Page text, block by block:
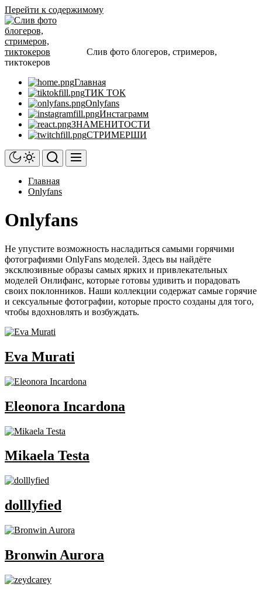
Перейти к содержимому
Слив фото блогеров, стримеров,
тиктокеров
Главная
ТИК ТОК
Onlyfans
Инстаграмм
ЗНАМЕНИТОСТИ
СТРИМЕРШИ
Главная
Onlyfans
Onlyfans
Не упустите возможность насладиться самыми горячими
фотографиями OnlyFans моделей. Здесь вы найдёте
эксклюзивные образы самых ярких и привлекательных
моделей Онлифанс, которые готовы удивить и порадовать
своих поклонников. Наши коллекции содержат самые горячие
и сексуальные фотографии, которые просто созданы для того,
чтобы вдохновлять и возбуждать.
Eva Murati
Eleonora Incardona
Mikaela Testa
dolllyfied
Bronwin Aurora